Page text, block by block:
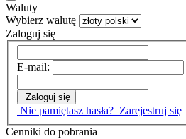
Waluty
Wybierz walutę
Zaloguj się
E-mail:
Zaloguj się
Nie pamiętasz hasła? Zarejestruj się
Cenniki do pobrania